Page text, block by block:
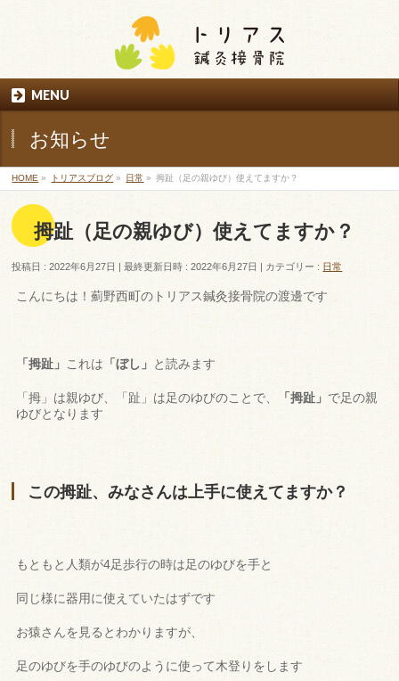
MENU
お知らせ
HOME » トリアスブログ » 日常 » 拇趾（足の親ゆび）使えてますか？
拇趾（足の親ゆび）使えてますか？
投稿日 : 2022年6月27日 最終更新日時 : 2022年6月27日 カテゴリー : 日常
こんにちは！薊野西町のトリアス鍼灸接骨院の渡邊です
「拇趾」 これは 「ぼし」 と読みます
「拇」は親ゆび、「趾」は足のゆびのことで、 「拇趾」 で足の親
ゆびとなります
この拇趾、みなさんは上手に使えてますか？
もともと人類が4足歩行の時は足のゆびを手と
同じ様に器用に使えていたはずです
お猿さんを見るとわかりますが、
足のゆびを手のゆびのように使って木登りをします